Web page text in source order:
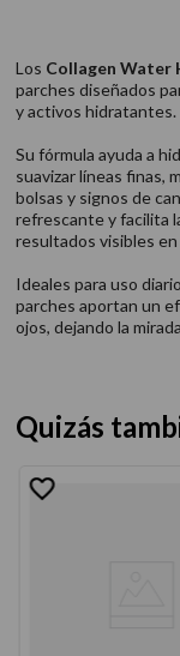
Los Collagen Water
parches diseñados
y activos hidratantes.
Su fórmula ayuda a
suavizar líneas finas,
bolsas y signos de
refrescante y facilita
resultados visibles
Ideales para uso
parches aportan un
ojos, dejando la
Quizás